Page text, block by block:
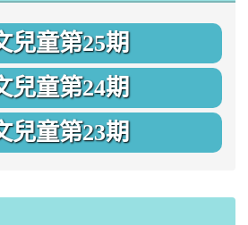
兒童第25期
兒童第24期
兒童第23期